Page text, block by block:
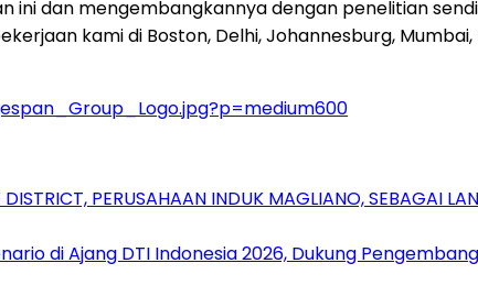
ini dan mengembangkannya dengan penelitian
kami di Boston, Delhi, Johannesburg, Mumbai,
PERUSAHAAN INDUK MAGLIANO, SEBAGAI
di Ajang DTI Indonesia 2026, Dukung